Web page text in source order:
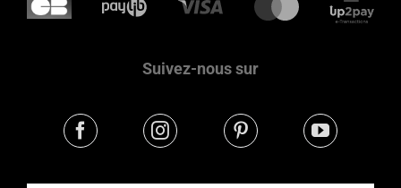
Suivez-nous sur